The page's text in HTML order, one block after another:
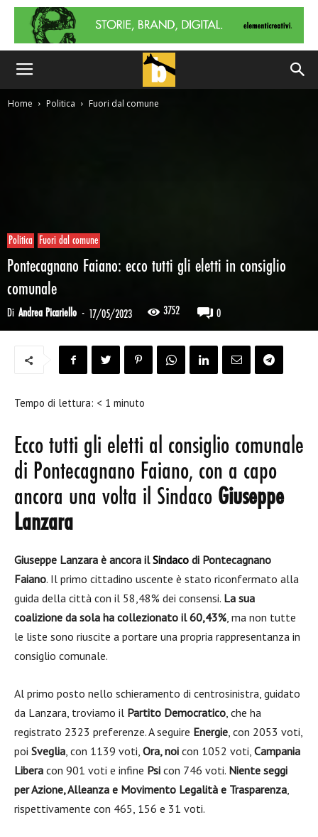
Home Politica Fuori dal comune
Politica Fuori dal comune
Pontecagnano Faiano: ecco tutti gli eletti in consiglio
comunale
Di Andrea Picariello - 17/05/2023 3752 0
Tempo di lettura: < 1 minuto
Ecco tutti gli eletti al consiglio comunale
di Pontecagnano Faiano, con a capo
ancora una volta il Sindaco Giuseppe
Lanzara
Giuseppe Lanzara è ancora ilSindaco di Pontecagnano
Faiano. Il primo cittadino uscente è stato riconfermato alla
guida della città con il 58,48% dei consensi. La sua
coalizione da sola ha collezionato il 60,43%, ma non tutte
le liste sono riuscite a portare una propria rappresentanza in
consiglio comunale.
Al primo posto nello schieramento di centrosinistra, guidato
da Lanzara, troviamo il Partito Democratico, che ha
registrato 2323 preferenze. A seguire Energie, con 2053 voti,
poi Sveglia, con 1139 voti, Ora, noi con 1052 voti, Campania
Libera con 901 voti e infine Psi con 746 voti. Niente seggi
per Azione, Alleanza e Movimento Legalità e Trasparenza,
rispettivamente con 465, 156 e 31 voti.